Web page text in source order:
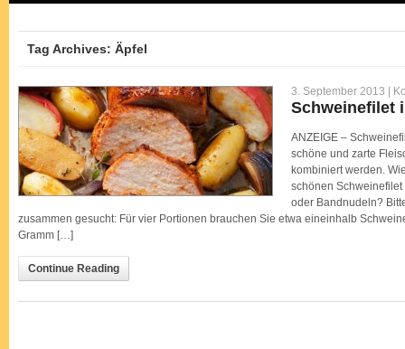
Tag Archives: Äpfel
3. September 2013 |
Schweinefilet
ANZEIGE –
schöne und zarte
kombiniert werden.
schönen
oder Bandnudeln?
zusammen gesucht: Für vier Portionen brauchen Sie etwa eineinhalb
Gramm […]
Continue Reading